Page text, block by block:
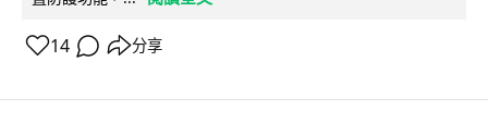
14 分享